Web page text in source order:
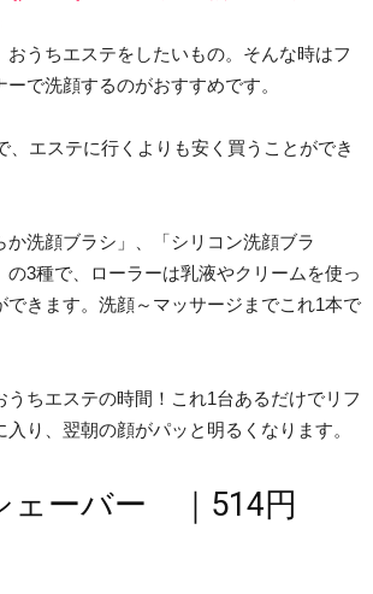
おうちエステをしたいもの。そんな時はフ
ーで洗顔するのがおすすめです。
、エステに行くよりも安く買うことができ
か洗顔ブラシ」、「シリコン洗顔ブラ
の3種で、ローラーは乳液やクリームを使っ
できます。洗顔～マッサージまでこれ1本で
うちエステの時間！これ1台あるだけでリフ
り、翌朝の顔がパッと明るくなります。
ェーバー ｜514円